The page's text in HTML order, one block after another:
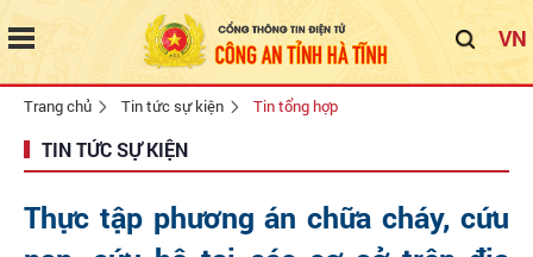
VN
Trang chủ Tin tức sự kiện Tin tổng hợp
TIN TỨC SỰ KIỆN
Thực tập phương án chữa cháy, cứu